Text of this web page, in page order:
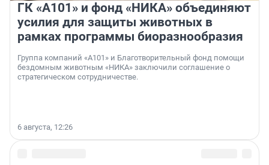
ГК «А101» и фонд «НИКА» объединяют
усилия для защиты животных в
рамках программы биоразнообразия
Группа компаний «А101» и Благотворительный фонд помощи
бездомным животным «НИКА» заключили соглашение о
стратегическом сотрудничестве.
6 августа, 12:26